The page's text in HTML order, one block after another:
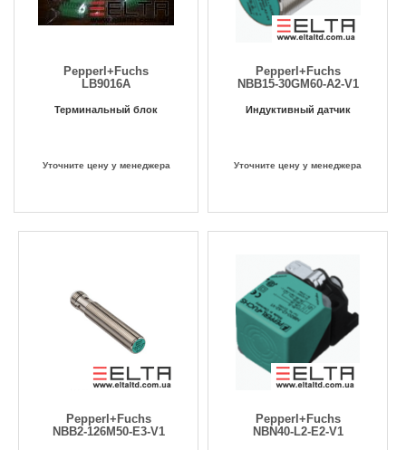
Pepperl+Fuchs
LB9016A
Терминальный блок
Уточните цену у менеджера
Pepperl+Fuchs
NBB15-30GM60-A2-V1
Индуктивный датчик
Уточните цену у менеджера
Pepperl+Fuchs
NBB2-126M50-E3-V1
Pepperl+Fuchs
NBN40-L2-E2-V1